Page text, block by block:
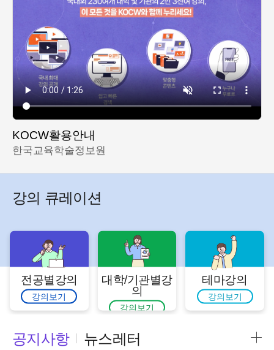
KOCW활용안내
한국교육학술정보원
강의 큐레이션
전공별강의
강의보기
대학/기관별강
의
강의보기
테마강의
강의보기
공지사항 뉴스레터